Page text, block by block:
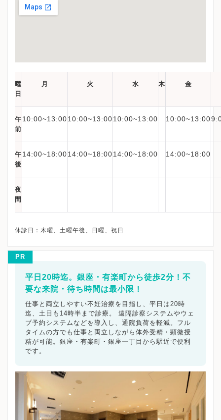
曜
日
月 火 水 木 金
午
前
10:00~13:0010:00~13:0010:00~13:00 10:00~13:00
午
後
14:00~18:0014:00~18:0014:00~18:00 14:00~18:00
夜
間
PR
平日20時迄。銀座・有楽町から徒歩2分！不
要な来院・待ち時間は最小限！
仕事と両立しやすい不妊治療を目指し、平日は20時
迄、土日も14時半まで診療。 遠隔診察システムやウェ
ブ予約システムなどを導入し、通院負荷を軽減。フル
タイムの方でも仕事と両立しながら体外受精・顕微授
精が可能。銀座・有楽町・銀座一丁目から駅近で便利
です。